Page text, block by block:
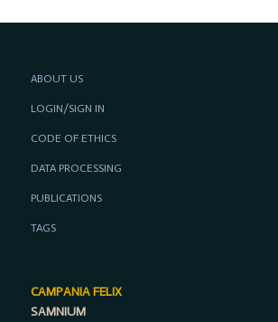
ABOUT US
LOGIN/SIGN IN
CODE OF ETHICS
DATA PROCESSING
PUBLICATIONS
TAGS
CAMPANIA FELIX
SAMNIUM